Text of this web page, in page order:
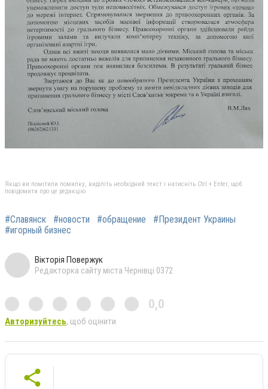
Якщо ви помітили помилку, виділіть необхідний текст і натисніть Ctrl + Enter, щоб
повідомити про це редакцію
#Славянск #новости #обращение
#Президент Украины
#игорный бизнес
Вікторія Повержук
Редакторка сайту міста Чернівці 0372
0,0
Авторизуйтесь, щоб оцінити